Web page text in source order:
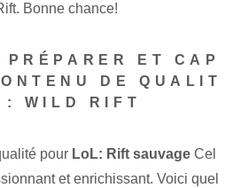
Bonne chance!
PRÉPARER ET CAP
DE QUALIT
: WILD RIFT
pour LoL: Rift sauvage Cel
et enrichissant. Voici quel